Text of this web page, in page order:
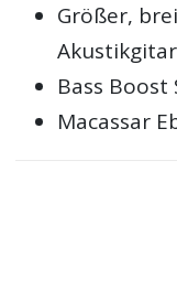
Größer,
Bass Boost
Macassar